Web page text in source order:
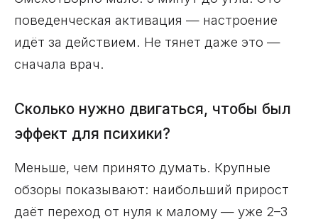
поведенческая активация — настроение
идёт за действием. Не тянет даже это —
сначала врач.
Сколько нужно двигаться, чтобы был
эффект для психики?
Меньше, чем принято думать. Крупные
обзоры показывают: наибольший прирост
даёт переход от нуля к малому — уже 2–3